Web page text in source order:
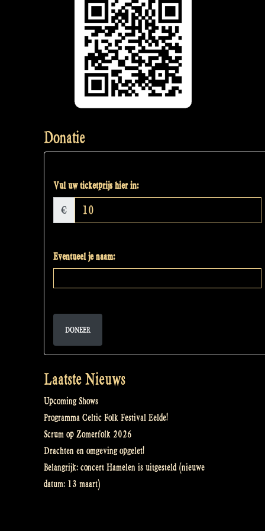
Donatie
Vul uw ticketprijs hier in:
€
Eventueel je naam:
DONEER
Laatste Nieuws
Upcoming Shows
Programma Celtic Folk Festival Eelde!
Scrum op Zomerfolk 2026
Drachten en omgeving opgelet!
Belangrijk: concert Hamelen is uitgesteld (nieuwe
datum: 13 maart)